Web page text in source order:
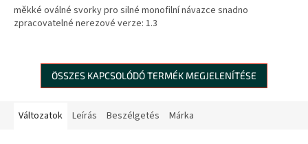
měkké oválné svorky pro silné monofilní návazce snadno
zpracovatelné nerezové verze: 1.3
ÖSSZES KAPCSOLÓDÓ TERMÉK MEGJELENÍTÉSE
Változatok Leírás Beszélgetés Márka